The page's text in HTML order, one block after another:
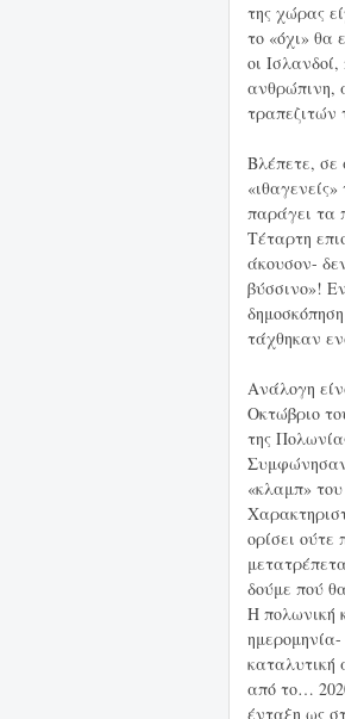
της χώρας
το «όχι» θα
οι
ανθρώπινη,
τραπεζιτών
Βλέπετε, σε
παράγει
Τέταρτη
άκουσον-
βύσσινο»!
τάχθηκαν
Ανάλογη
Οκτώβριο
της
Συμφώνησαν
«κλαμπ»
ορίσει
δούμε πού
Η πολωνική
καταλυτική
από το…
ένταξη ως